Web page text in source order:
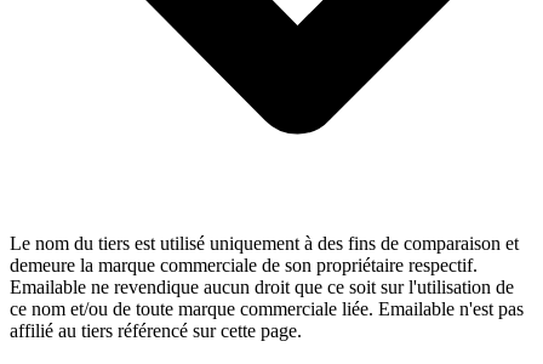
Le nom du tiers est utilisé uniquement à des fins de comparaison et
demeure la marque commerciale de son propriétaire respectif.
Emailable ne revendique aucun droit que ce soit sur l'utilisation de
ce nom et/ou de toute marque commerciale liée. Emailable n'est pas
affilié au tiers référencé sur cette page.